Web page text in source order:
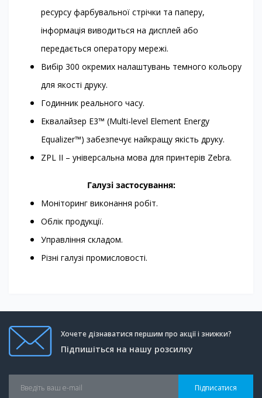
ресурсу фарбувальної стрічки та паперу,
інформація виводиться на дисплей або
передається оператору мережі.
Вибір 300 окремих налаштувань темного кольору
для якості друку.
Годинник реального часу.
Еквалайзер E3™ (Multi-level Element Energy
Equalizer™) забезпечує найкращу якість друку.
ZPL II – універсальна мова для принтерів Zebra.
Галузі застосування:
Моніторинг виконання робіт.
Облік продукції.
Управління складом.
Різні галузі промисловості.
Хочете дізнаватися першим про акції і знижки?
Підпишіться на нашу розсилку
Підписатися